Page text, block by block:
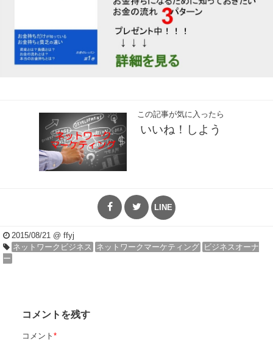
この記事が気に入ったら
いいね！しよう
LINE
2015/08/21 @ ffyj
ネットワークビジネス
ネットワークマーケティング ビジネスオーナ
ー
コメントを残す
コメント *